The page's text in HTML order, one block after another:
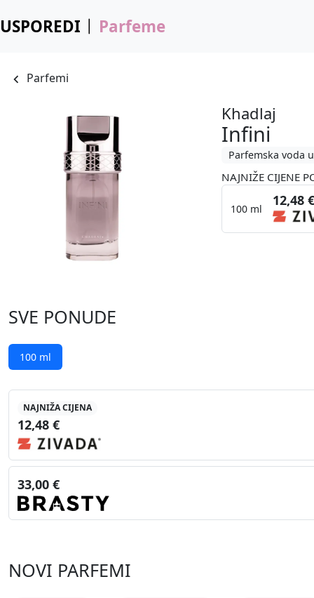
USPOREDI Parfeme
Parfemi
Khadlaj
Infini
Parfemska voda
NAJNIŽE CIJENE
100 ml
12,48
SVE PONUDE
100 ml
NAJNIŽA CIJENA
12,48 €
33,00 €
NOVI PARFEMI